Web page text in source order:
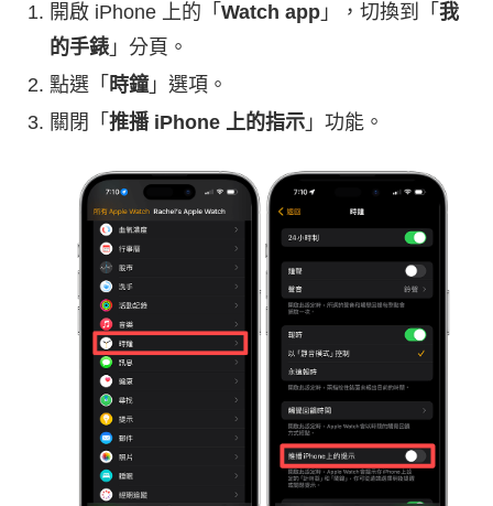
開啟 iPhone 上的「 Watch app 」，切換到「 我
的手錶」分頁。
點選「 時鐘」選項。
關閉「 推播 iPhone 上的指示 」功能。